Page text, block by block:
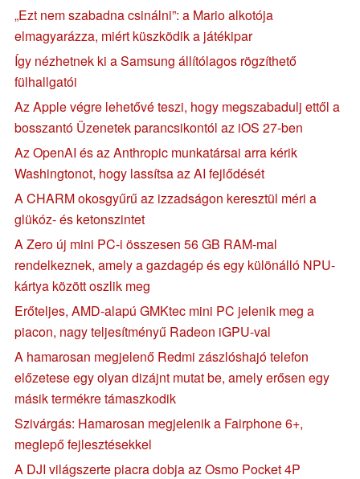
„Ezt nem szabadna csinálni”: a Mario alkotója
elmagyarázza, miért küszködik a játékipar
Így nézhetnek ki a Samsung állítólagos rögzíthető
fülhallgatói
Az Apple végre lehetővé teszi, hogy megszabadulj ettől a
bosszantó Üzenetek parancsikontól az iOS 27-ben
Az OpenAI és az Anthropic munkatársai arra kérik
Washingtonot, hogy lassítsa az AI fejlődését
A CHARM okosgyűrű az izzadságon keresztül méri a
glükóz- és ketonszintet
A Zero új mini PC-i összesen 56 GB RAM-mal
rendelkeznek, amely a gazdagép és egy különálló NPU-
kártya között oszlik meg
Erőteljes, AMD-alapú GMKtec mini PC jelenik meg a
piacon, nagy teljesítményű Radeon iGPU-val
A hamarosan megjelenő Redmi zászlóshajó telefon
előzetese egy olyan dizájnt mutat be, amely erősen egy
másik termékre támaszkodik
Szivárgás: Hamarosan megjelenik a Fairphone 6+,
meglepő fejlesztésekkel
A DJI világszerte piacra dobja az Osmo Pocket 4P